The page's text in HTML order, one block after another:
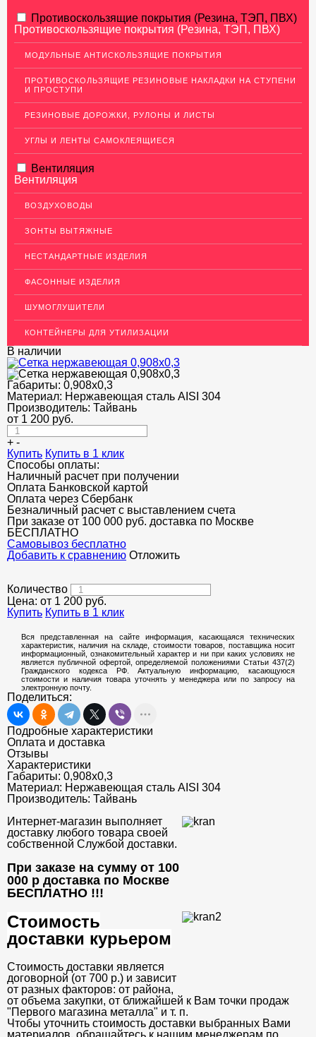
АЛЮМИНИЕВЫЙ ПРОКАТ
НЕРЖАВЕЮЩАЯ СТАЛЬ
Нержавеющие листы
Уголки из нержавеющей стали
Полоса из нержавейки
Нержавеющие трубы
ПВЛ-листы
Сетка из нержавейки
МЕДНЫЙ ПРОКАТ
ЛАТУННЫЙ ПРОКАТ
ДЕКОР НЕРЖАВЕЙКА
ОГРАЖДЕНИЯ ДЛЯ ЛЕСТНИЦ
ЭЛЕКТРОДЫ
ДЕКОРАТИВНЫЙ УГОЛОК
МЕТАЛЛИЧЕСКИЕ ПОРОГИ НАПОЛЬНЫЕ (ДЛЯ ПОЛА),
РАСКЛАДКА, ПЛИНТУС
АКЦИИ
НЕДОРОГОЙ МЕТАЛЛОПРОКАТ
Противоскользящие покрытия (Резина, ТЭП, ПВХ)
Противоскользящие покрытия (Резина, ТЭП, ПВХ)
МОДУЛЬНЫЕ АНТИСКОЛЬЗЯЩИЕ ПОКРЫТИЯ
ПРОТИВОСКОЛЬЗЯЩИЕ РЕЗИНОВЫЕ НАКЛАДКИ НА СТУПЕНИ
И ПРОСТУПИ
РЕЗИНОВЫЕ ДОРОЖКИ, РУЛОНЫ И ЛИСТЫ
УГЛЫ И ЛЕНТЫ САМОКЛЕЯЩИЕСЯ
Вентиляция
Вентиляция
ВОЗДУХОВОДЫ
ЗОНТЫ ВЫТЯЖНЫЕ
НЕСТАНДАРТНЫЕ ИЗДЕЛИЯ
ФАСОННЫЕ ИЗДЕЛИЯ
ШУМОГЛУШИТЕЛИ
КОНТЕЙНЕРЫ ДЛЯ УТИЛИЗАЦИИ
В наличии
Габариты: 0,908x0,3
Материал: Нержавеющая сталь AISI 304
Производитель: Тайвань
от 1 200 руб.
+ -
Купить Купить в 1 клик
Способы оплаты:
Наличный расчет при получении
Оплата Банковской картой
Оплата через Сбербанк
Безналичный расчет с выставлением счета
При заказе от 100 000 руб. доставка по Москве
БЕСПЛАТНО
Cамовывоз бесплатно
Добавить к сравнению Отложить
Количество
Цена: от 1 200 руб.
Купить Купить в 1 клик
Вся представленная на сайте информация, касающаяся технических
характеристик, наличия на складе, стоимости товаров, поставщика носит
информационный, ознакомительный характер и ни при каких условиях не
является публичной офертой, определяемой положениями Статьи 437(2)
Гражданского кодекса РФ. Актуальную информацию, касающуюся
стоимости и наличия товара уточнять у менеджера или по запросу на
электронную почту.
Поделиться:
Подробные характеристики
Оплата и доставка
Отзывы
Характеристики
Габариты: 0,908x0,3
Материал: Нержавеющая сталь AISI 304
Производитель: Тайвань
Интернет-магазин выполняет
доставку любого товара своей
собственной Службой доставки.
При заказе на сумму от 100
000 р доставка по Москве
БЕСПЛАТНО !!!
Стоимость
доставки курьером
Стоимость доставки является
договорной (от 700 р.) и зависит
от разных факторов: от района,
от объема закупки, от ближайшей к Вам точки продаж
"Первого магазина металла" и т. п.
Чтобы уточнить стоимость доставки выбранных Вами
материалов, обращайтесь к нашим менеджерам по